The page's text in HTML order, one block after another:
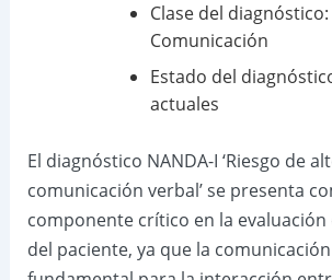
Clase del diagnóstico:
Comunicación
Estado del
actuales
El diagnóstico NANDA-I ‘Riesgo de
comunicación verbal’ se presenta
componente crítico en la
del paciente, ya que la